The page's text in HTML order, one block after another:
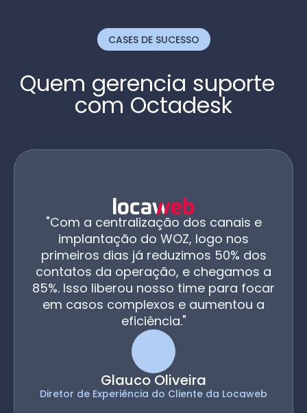
CASES DE SUCESSO
Quem gerencia suporte
com Octadesk
"Com a centralização dos canais e
implantação do WOZ, logo nos
primeiros dias já reduzimos 50% dos
contatos da operação, e chegamos a
85%. Isso liberou nosso time para focar
em casos complexos e aumentou a
eficiência."
Glauco Oliveira
Diretor de Experiência do Cliente da Locaweb